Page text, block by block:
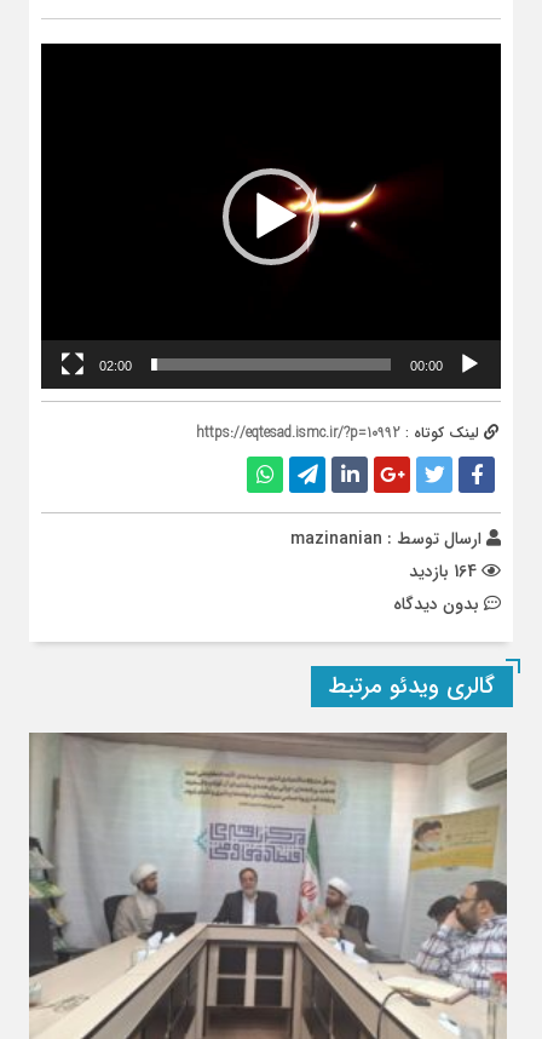
00:00
02:00
لینک کوتاه : https://eqtesad.ismc.ir/?p=10992
ارسال توسط : mazinanian
بدون دیدگاه
گالری ویدئو مرتبط